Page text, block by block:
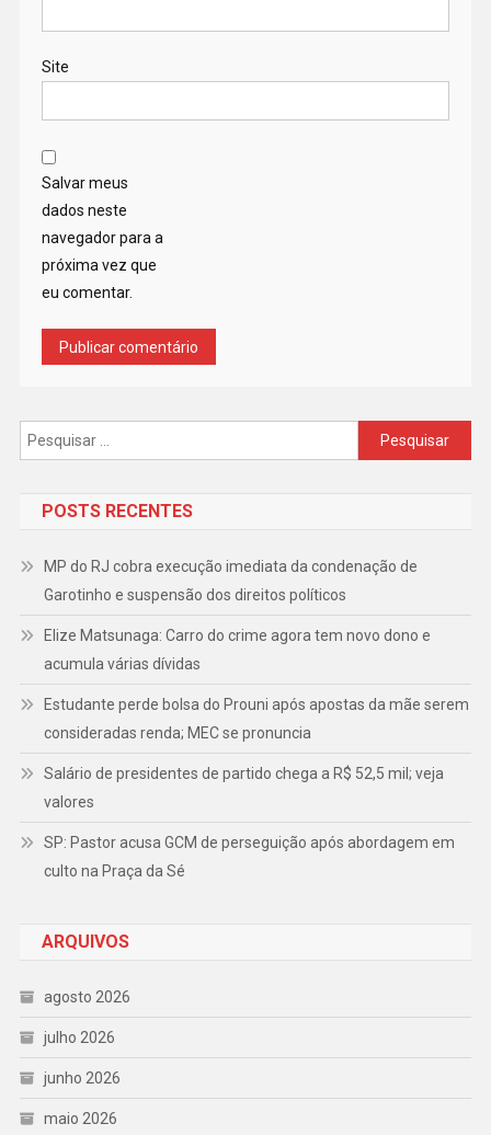
Site
Salvar meus
dados neste
navegador para a
próxima vez que
eu comentar.
Pesquisar
por:
POSTS RECENTES
MP do RJ cobra execução imediata da condenação de
Garotinho e suspensão dos direitos políticos
Elize Matsunaga: Carro do crime agora tem novo dono e
acumula várias dívidas
Estudante perde bolsa do Prouni após apostas da mãe serem
consideradas renda; MEC se pronuncia
Salário de presidentes de partido chega a R$ 52,5 mil; veja
valores
SP: Pastor acusa GCM de perseguição após abordagem em
culto na Praça da Sé
ARQUIVOS
agosto 2026
julho 2026
junho 2026
maio 2026